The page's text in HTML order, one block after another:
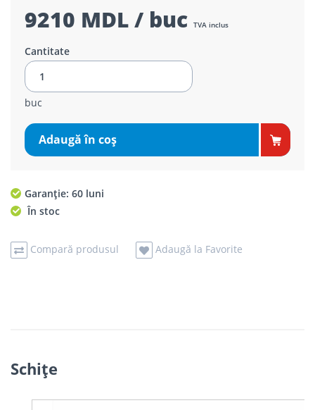
9210 MDL / buc TVA inclus
Cantitate
buc
Adaugă în coş
Garanție: 60 luni
În stoc
Compară produsul Adaugă la Favorite
Schiţe